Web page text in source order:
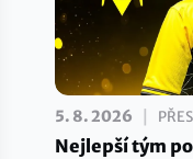
5. 8. 2026
Nejlepší tým